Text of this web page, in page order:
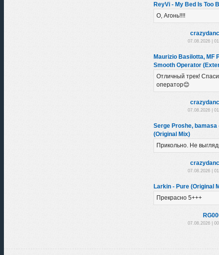
ReyVi - My Bed Is Too
О, Агонь!!!!
07.08.2026 |
Maurizio Basilotta, MF
Smooth Operator
Отличный трек!
оператор😊
07.08.2026 |
Serge Proshe, bamasa
(Original Mix)
Прикольно. Не
07.08.2026 |
Larkin - Pure (Original
Прекрасно 5+++
07.08.2026 |